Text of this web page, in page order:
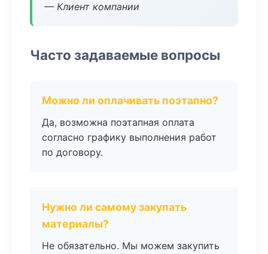
— Клиент компании
Часто задаваемые вопросы
Можно ли оплачивать поэтапно?
Да, возможна поэтапная оплата
согласно графику выполнения работ
по договору.
Нужно ли самому закупать
материалы?
Не обязательно. Мы можем закупить